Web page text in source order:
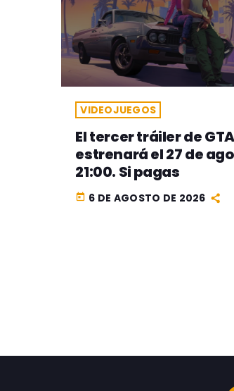
VIDEOJUEGOS
El tercer tráiler de
estrenará el 27 de
21:00. Si pagas
today 6 DE AGOSTO DE 2026